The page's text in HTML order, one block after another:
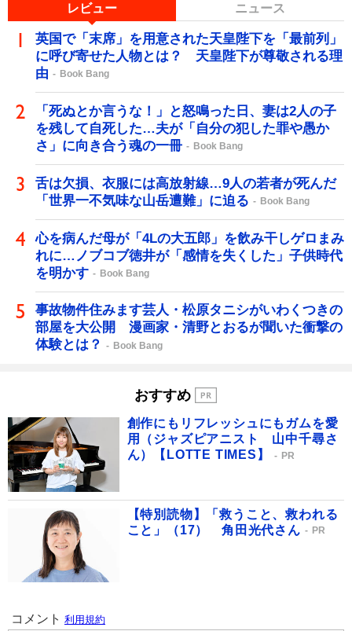
レビュー ニュース
英国で「末席」を用意された天皇陛下を「最前列」
に呼び寄せた人物とは？ 天皇陛下が尊敬される理
由
Book Bang
「死ぬとか言うな！」と怒鳴った日、妻は2人の子
を残して自死した…夫が「自分の犯した罪や愚か
さ」に向き合う魂の一冊
Book Bang
舌は欠損、衣服には高放射線…9人の若者が死んだ
「世界一不気味な山岳遭難」に迫る
Book Bang
心を病んだ母が「4Lの大五郎」を飲み干しゲロまみ
れに…ノブコブ徳井が「感情を失くした」子供時代
を明かす
Book Bang
事故物件住みます芸人・松原タニシがいわくつきの
部屋を大公開 漫画家・清野とおるが聞いた衝撃の
体験とは？
Book Bang
おすすめ
創作にもリフレッシュにもガムを愛
用（ジャズピアニスト 山中千尋さ
ん）【LOTTE TIMES】
PR
【特別読物】「救うこと、救われる
こと」（17） 角田光代さん
PR